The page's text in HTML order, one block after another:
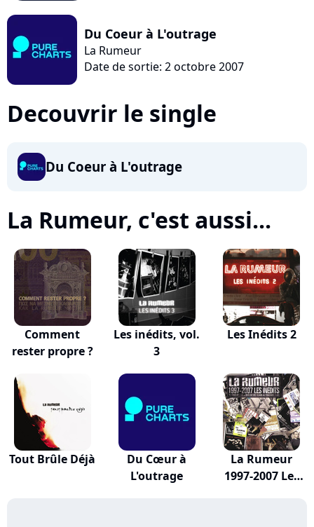
Du Coeur à L'outrage
La Rumeur
Date de sortie: 2 octobre 2007
Decouvrir le single
Du Coeur à L'outrage
La Rumeur, c'est aussi...
Comment
rester propre ?
Les inédits, vol.
3
Les Inédits 2
Tout Brûle Déjà
Du Cœur à
L'outrage
La Rumeur
1997-2007 Les